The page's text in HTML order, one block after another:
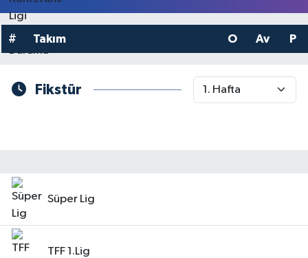
# Takım O Av P
Fikstür
Süper Lig
TFF 1.Lig
Süper Lig Puan Durumu ve Fikstür
Tüm Manşetler
Son Dakika Haberleri